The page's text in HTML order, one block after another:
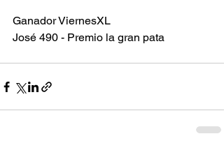
Ganador ViernesXL
José 490 - Premio la gran pata